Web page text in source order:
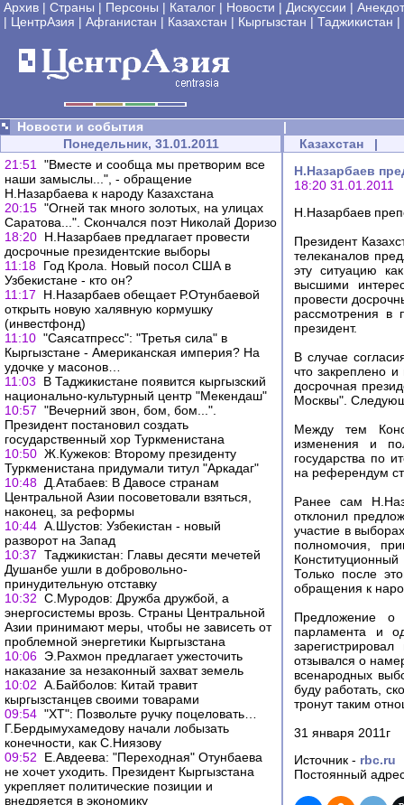
Архив | Страны | Персоны | Каталог | Новости | Дискуссии |
| ЦентрАзия | Афганистан | Казахстан | Кыргызстан | Таджикистан |
Новости и события
|
Понедельник, 31.01.2011
21:51
"Вместе и сообща мы претворим все
наши замыслы...", - обращение
Н.Назарбаева к народу Казахстана
20:15 "Огней так много золотых, на улицах
Саратова...". Скончался поэт Николай Доризо
18:20 Н.Назарбаев предлагает провести
досрочные президентские выборы
11:18 Год Крола. Новый посол США в
Узбекистане - кто он?
11:17
Н.Назарбаев обещает Р.Отунбаевой
открыть новую халявную кормушку
(инвестфонд)
11:10 "Саясатпресс": "Третья сила" в
Кыргызстане - Американская империя? На
удочке у масонов…
11:03
В Таджикистане появится кыргызский
национально-культурный центр "Мекендаш"
10:57 "Вечерний звон, бом, бом...".
Президент постановил создать
государственный хор Туркменистана
10:50 Ж.Кужеков: Второму президенту
Туркменистана придумали титул "Аркадаг"
10:48 Д.Атабаев: В Давосе странам
Центральной Азии посоветовали взяться,
наконец, за реформы
10:44 А.Шустов: Узбекистан - новый
разворот на Запад
10:37 Таджикистан: Главы десяти мечетей
Душанбе ушли в добровольно-
принудительную отставку
10:32 С.Муродов: Дружба дружбой, а
энергосистемы врозь. Страны Центральной
Азии принимают меры, чтобы не зависеть от
проблемной энергетики Кыргызстана
10:06 Э.Рахмон предлагает ужесточить
наказание за незаконный захват земель
10:02 А.Байболов: Китай травит
кыргызстанцев своими товарами
09:54 "ХТ": Позвольте ручку поцеловать…
Г.Бердымухамедову начали лобызать
конечности, как С.Ниязову
09:52
Е.Авдеева: "Переходная" Отунбаева
не хочет уходить. Президент Кыргызстана
укрепляет политические позиции и
внедряется в экономику
Казахстан |
Н.Назарбаев
18:20 31.01.2011
Н.Назарбаев
Президент
телеканалов
эту ситуацию
высшими
провести
рассмотрения в
президент.
В случае
что закреплено
досрочная
Москвы".
Между тем
изменения и
государства по
на референдум
Ранее сам
отклонил
участие в
полномочия,
Только после
обращения к
Предложение о
парламента и
отзывался о
всенародных
буду работать,
тронут таким
31 января 2011г
Источник - rbc.ru
Постоянный